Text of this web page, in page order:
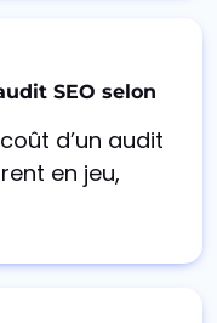
SEO selon
d’un audit
en jeu,